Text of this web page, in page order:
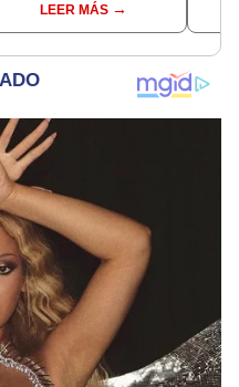
hasta las 7 p.m.
LEER MÁS